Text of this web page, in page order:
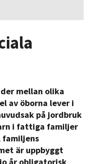
mellan olika
av öborna lever i
på jordbruk
i fattiga familjer
är uppbyggt
år obligatorisk